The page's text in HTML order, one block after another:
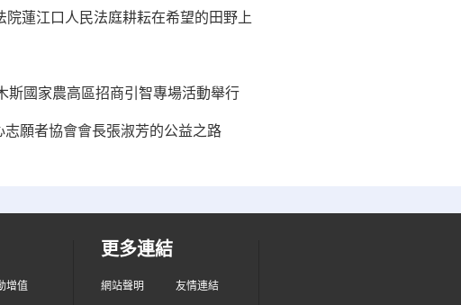
院蓮江口人民法庭耕耘在希望的田野上
斯國家農高區招商引智專場活動舉行
願者協會會長張淑芳的公益之路
增值
更多連結
網站聲明 友情連結